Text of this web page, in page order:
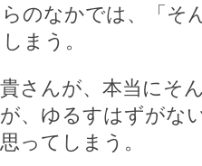
のなかでは、「そ
まう。
さんが、本当にそ
、ゆるすはずがな
ってしまう。